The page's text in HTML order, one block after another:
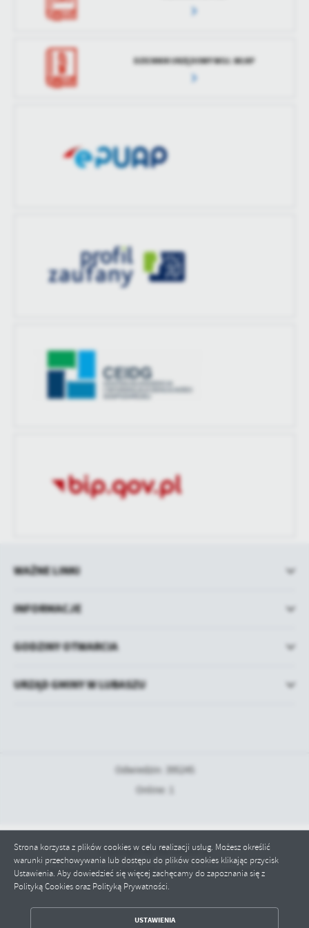
Strona korzysta z plików cookies w celu realizacji usług. Możesz określić
warunki przechowywania lub dostępu do plików cookies klikając przycisk
Ustawienia. Aby dowiedzieć się więcej zachęcamy do zapoznania się z
Polityką Cookies oraz Polityką Prywatności.
USTAWIENIA
DZIENNIK URZĘDOWY WOJ. WLKP
WAŻNE LINKI
INFORMACJE
GODZINY OTWARCIA
URZĄD GMINY W LUBASZU
Odwiedzin: 395245
Online: 1
Copyright by bip.lubasz.pl
Powered by2ClickPortal® - Portale nowej generacji